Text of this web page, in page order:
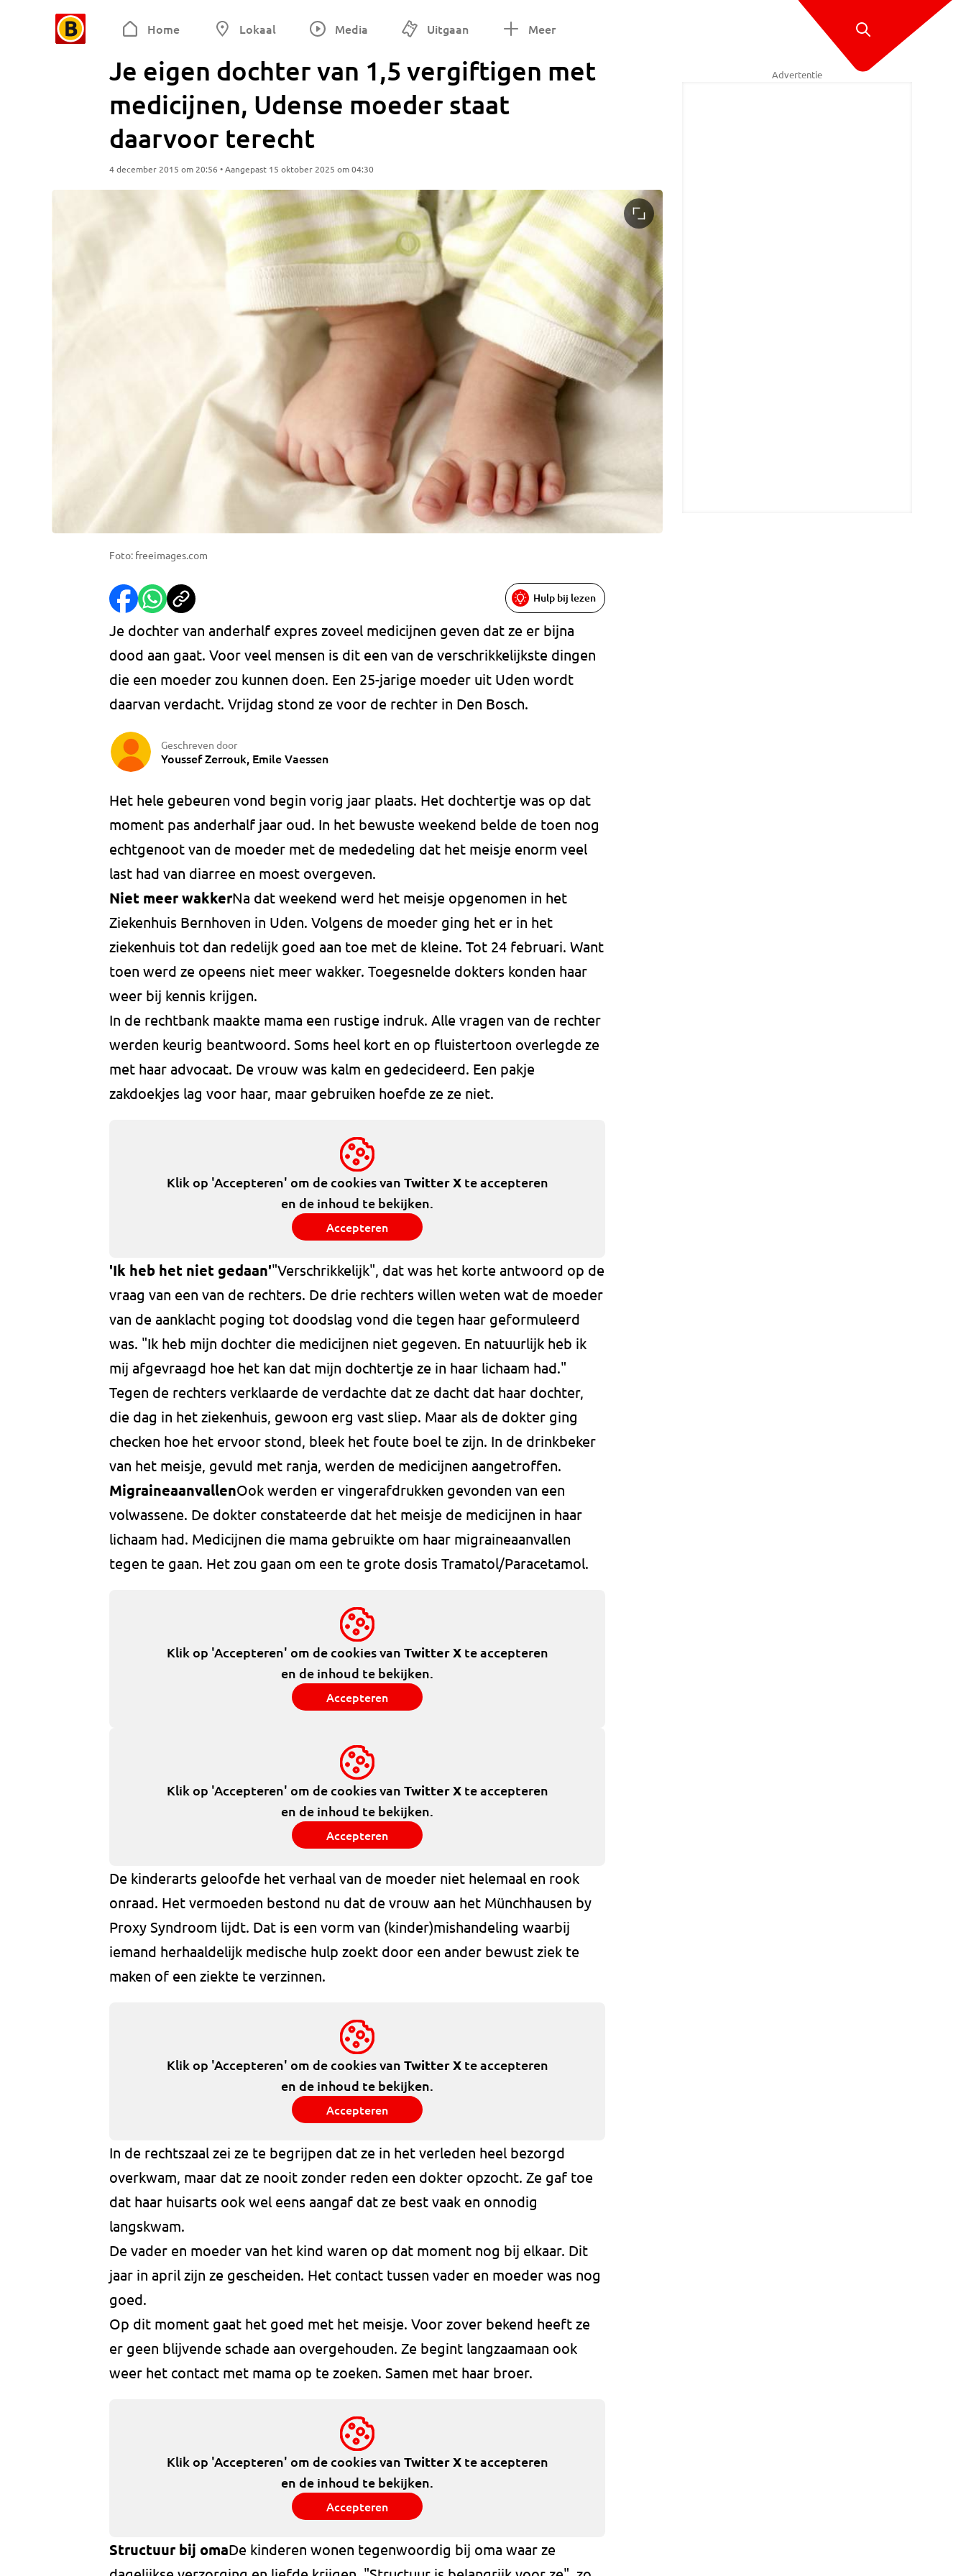
Home Lokaal Media Uitgaan Meer
Je eigen dochter van 1,5 vergiftigen met
medicijnen, Udense moeder staat
daarvoor terecht
4 december 2015 om 20:56 • Aangepast 15 oktober 2025 om 04:30
Foto: freeimages.com
Hulp bij lezen
Je dochter van anderhalf expres zoveel medicijnen geven dat ze er bijna
dood aan gaat. Voor veel mensen is dit een van de verschrikkelijkste dingen
die een moeder zou kunnen doen. Een 25-jarige moeder uit Uden wordt
daarvan verdacht. Vrijdag stond ze voor de rechter in Den Bosch.
Geschreven door
Youssef Zerrouk, Emile Vaessen
Het hele gebeuren vond begin vorig jaar plaats. Het dochtertje was op dat
moment pas anderhalf jaar oud. In het bewuste weekend belde de toen nog
echtgenoot van de moeder met de mededeling dat het meisje enorm veel
last had van diarree en moest overgeven.
Niet meer wakkerNa dat weekend werd het meisje opgenomen in het
Ziekenhuis Bernhoven in Uden. Volgens de moeder ging het er in het
ziekenhuis tot dan redelijk goed aan toe met de kleine. Tot 24 februari. Want
toen werd ze opeens niet meer wakker. Toegesnelde dokters konden haar
weer bij kennis krijgen.
In de rechtbank maakte mama een rustige indruk. Alle vragen van de rechter
werden keurig beantwoord. Soms heel kort en op fluistertoon overlegde ze
met haar advocaat. De vrouw was kalm en gedecideerd. Een pakje
zakdoekjes lag voor haar, maar gebruiken hoefde ze ze niet.
Klik op 'Accepteren' om de cookies van Twitter Xte accepteren
en de inhoud te bekijken.
Accepteren
'Ik heb het niet gedaan'"Verschrikkelijk", dat was het korte antwoord op de
vraag van een van de rechters. De drie rechters willen weten wat de moeder
van de aanklacht poging tot doodslag vond die tegen haar geformuleerd
was. "Ik heb mijn dochter die medicijnen niet gegeven. En natuurlijk heb ik
mij afgevraagd hoe het kan dat mijn dochtertje ze in haar lichaam had."
Tegen de rechters verklaarde de verdachte dat ze dacht dat haar dochter,
die dag in het ziekenhuis, gewoon erg vast sliep. Maar als de dokter ging
checken hoe het ervoor stond, bleek het foute boel te zijn. In de drinkbeker
van het meisje, gevuld met ranja, werden de medicijnen aangetroffen.
MigraineaanvallenOok werden er vingerafdrukken gevonden van een
volwassene. De dokter constateerde dat het meisje de medicijnen in haar
lichaam had. Medicijnen die mama gebruikte om haar migraineaanvallen
tegen te gaan. Het zou gaan om een te grote dosis Tramatol/Paracetamol.
Klik op 'Accepteren' om de cookies van Twitter Xte accepteren
en de inhoud te bekijken.
Accepteren
Klik op 'Accepteren' om de cookies van Twitter Xte accepteren
en de inhoud te bekijken.
Accepteren
De kinderarts geloofde het verhaal van de moeder niet helemaal en rook
onraad. Het vermoeden bestond nu dat de vrouw aan het Münchhausen by
Proxy Syndroom lijdt. Dat is een vorm van (kinder)mishandeling waarbij
iemand herhaaldelijk medische hulp zoekt door een ander bewust ziek te
maken of een ziekte te verzinnen.
Klik op 'Accepteren' om de cookies van Twitter Xte accepteren
en de inhoud te bekijken.
Accepteren
In de rechtszaal zei ze te begrijpen dat ze in het verleden heel bezorgd
overkwam, maar dat ze nooit zonder reden een dokter opzocht. Ze gaf toe
dat haar huisarts ook wel eens aangaf dat ze best vaak en onnodig
langskwam.
De vader en moeder van het kind waren op dat moment nog bij elkaar. Dit
jaar in april zijn ze gescheiden. Het contact tussen vader en moeder was nog
goed.
Op dit moment gaat het goed met het meisje. Voor zover bekend heeft ze
er geen blijvende schade aan overgehouden. Ze begint langzaamaan ook
weer het contact met mama op te zoeken. Samen met haar broer.
Klik op 'Accepteren' om de cookies van Twitter Xte accepteren
en de inhoud te bekijken.
Accepteren
Structuur bij omaDe kinderen wonen tegenwoordig bij oma waar ze
Advertentie